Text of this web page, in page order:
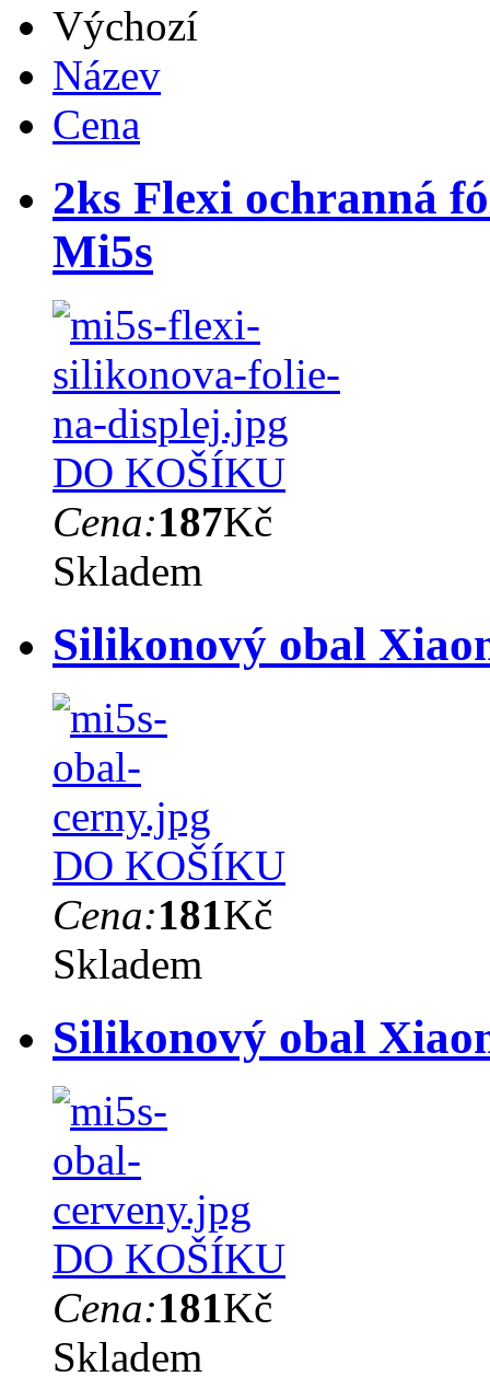
Výchozí
Název
Cena
2ks Flexi ochranná
Mi5s
DO KOŠÍKU
Cena:187Kč
Skladem
Silikonový obal
DO KOŠÍKU
Cena:181Kč
Skladem
Silikonový obal
DO KOŠÍKU
Cena:181Kč
Skladem